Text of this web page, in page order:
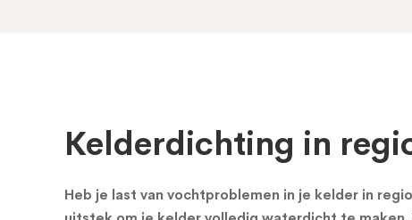
Kelderdichting in
Heb je last van vochtproblemen in je kelder in